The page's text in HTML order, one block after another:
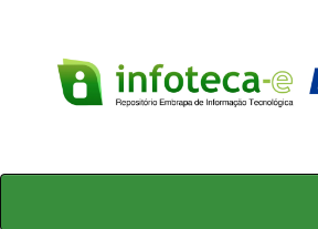
Skip